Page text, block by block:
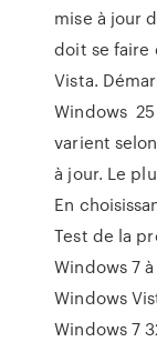
mise à jour
doit se faire
Vista.
Windows
varient
à jour. Le
En
Test de la
Windows 7
Windows
Windows 7